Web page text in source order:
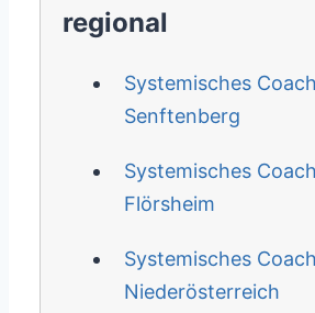
regional
Systemisches
Senftenberg
Systemisches
Flörsheim
Systemisches
Niederösterreich